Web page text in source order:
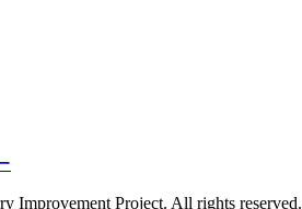
Improvement Project. All rights reserved.